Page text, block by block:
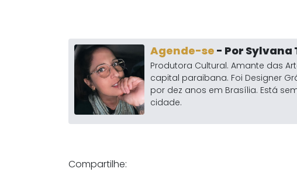
Agende-se - Por Sylvana
Produtora Cultural. Amante das
capital paraibana. Foi Designer
por dez anos em Brasília. Está
cidade.
Compartilhe: